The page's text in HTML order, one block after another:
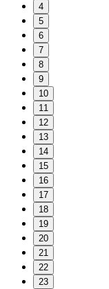
4
5
6
7
8
9
10
11
12
13
14
15
16
17
18
19
20
21
22
23